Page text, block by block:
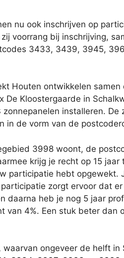
voorrang bij inschrijving,
3433, 3439, 3945,
Kloostergaarde in
installeren. De
in de vorm van de
krijg je recht op 15 jaar
participatie hebt opgewekt.
zorgt ervoor dat
daarna heb je nog 5 jaar
van 4%. Een stuk beter dan